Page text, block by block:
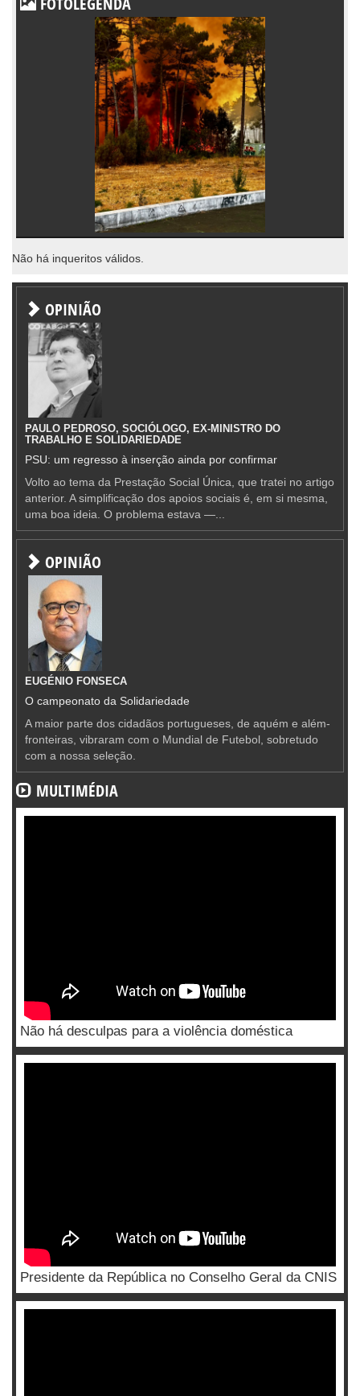
Não há inqueritos válidos.
OPINIÃO
PAULO PEDROSO, SOCIÓLOGO, EX-MINISTRO DO
TRABALHO E SOLIDARIEDADE
PSU: um regresso à inserção ainda por confirmar
Volto ao tema da Prestação Social Única, que tratei no artigo
anterior. A simplificação dos apoios sociais é, em si mesma,
uma boa ideia. O problema estava —...
OPINIÃO
EUGÉNIO FONSECA
O campeonato da Solidariedade
A maior parte dos cidadãos portugueses, de aquém e além-
fronteiras, vibraram com o Mundial de Futebol, sobretudo
com a nossa seleção.
MULTIMÉDIA
Não há desculpas para a violência doméstica
Presidente da República no Conselho Geral da CNIS